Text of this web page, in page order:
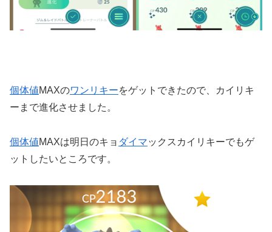
個体値MAXのワンリキーをゲットできたので、カイリキ
ーまで進化させました。
個体値MAXは明日のキョ ダイマックスカイリキーでもゲ
ットしたいところです。